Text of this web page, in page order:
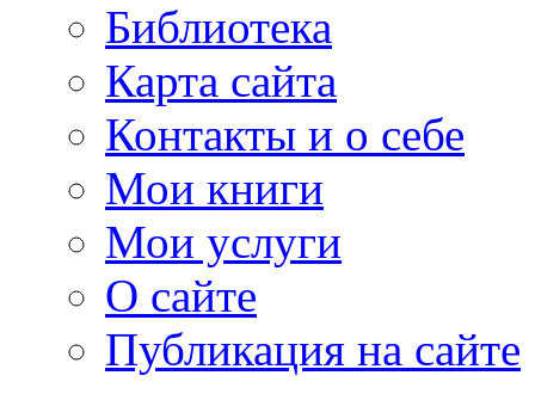
Библиотека
Карта сайта
Контакты и о себе
Мои книги
Мои услуги
О сайте
Публикация на сайте